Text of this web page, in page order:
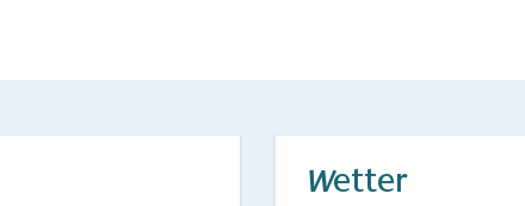
Wetter